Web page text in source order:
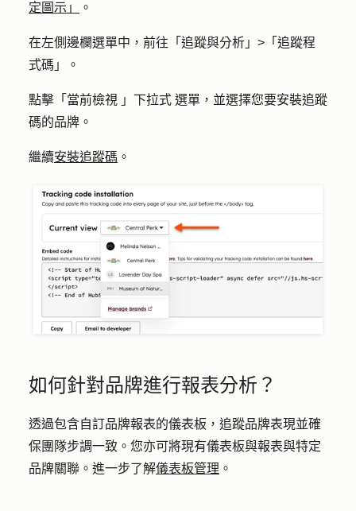
定圖示」
。
在左側邊欄選單中，前往「 追蹤與分析 」>「 追蹤程
式碼 」。
點擊「 當前檢視 」 下拉式 選單，並選擇您要安裝追蹤
碼的品牌 。
繼續安裝追蹤碼 。
如何針對品牌進行報表分析？
透過包含自訂品牌報表的儀表板，追蹤品牌表現並確
保團隊步調一致。您亦可將現有儀表板與報表與特定
品牌關聯。進一步了解儀表板管理 。